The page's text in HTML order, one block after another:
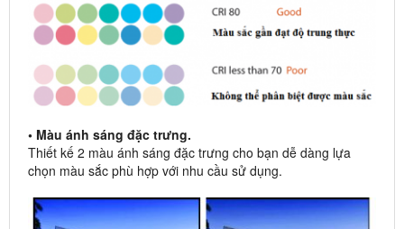
• Màu ánh sáng đặc trưng.
Thiết kế 2 màu ánh sáng đặc trưng cho bạn dễ dàng lựa
chọn màu sắc phù hợp với nhu cầu sử dụng.